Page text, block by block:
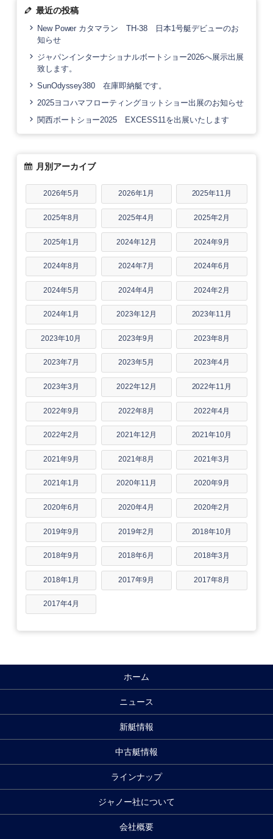
最近の投稿
New Power カタマラン TH-38 日本1号艇デビューのお
知らせ
ジャパンインターナショナルボートショー2026へ展示出展
致します。
SunOdyssey380 在庫即納艇です。
2025ヨコハマフローティングヨットショー出展のお知らせ
関西ボートショー2025 EXCESS11を出展いたします
月別アーカイブ
2026年5月 2026年1月 2025年11月
2025年8月 2025年4月 2025年2月
2025年1月 2024年12月 2024年9月
2024年8月 2024年7月 2024年6月
2024年5月 2024年4月 2024年2月
2024年1月 2023年12月 2023年11月
2023年10月 2023年9月 2023年8月
2023年7月 2023年5月 2023年4月
2023年3月 2022年12月 2022年11月
2022年9月 2022年8月 2022年4月
2022年2月 2021年12月 2021年10月
2021年9月 2021年8月 2021年3月
2021年1月 2020年11月 2020年9月
2020年6月 2020年4月 2020年2月
2019年9月 2019年2月 2018年10月
2018年9月 2018年6月 2018年3月
2018年1月 2017年9月 2017年8月
2017年4月
ホーム
ニュース
新艇情報
中古艇情報
ラインナップ
ジャノー社について
会社概要